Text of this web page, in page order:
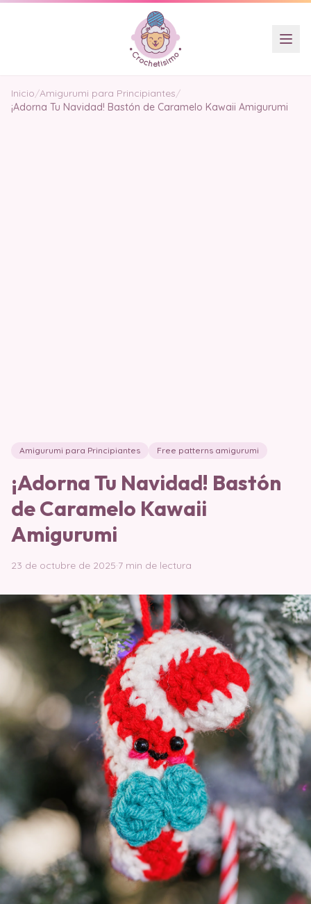
Inicio/Amigurumi para Principiantes/
¡Adorna Tu Navidad! Bastón de Caramelo Kawaii Amigurumi
Amigurumi para Principiantes Free patterns amigurumi
¡Adorna Tu Navidad! Bastón
de Caramelo Kawaii
Amigurumi
23 de octubre de 2025·7 min de lectura